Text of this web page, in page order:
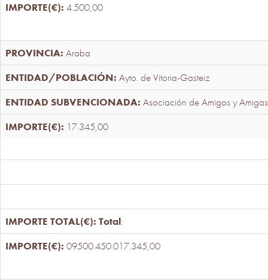
4.500,00
Araba
Ayto. de Vitoria-Gasteiz
Asociación de Amigos y
17.345,00
Total:
09500.450.017.345,00